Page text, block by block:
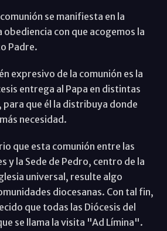
se manifiesta en la
con que acogemos la
Padre.
expresivo de la comunión es la
entrega al Papa en distintas
que él la distribuya donde
necesidad.
que esta comunión entre las
y la Sede de Pedro, centro de la
universal, resulte algo
diocesanas. Con tal fin,
que todas las Diócesis del
se llama la visita "Ad Límina".